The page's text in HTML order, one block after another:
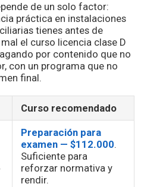
de un solo factor:
práctica en instalaciones
tienes antes de
el curso licencia clase D
por contenido que no
con un programa que no
final.
Curso recomendado
Preparación para
examen — $112.000.
Suficiente para
reforzar normativa y
rendir.